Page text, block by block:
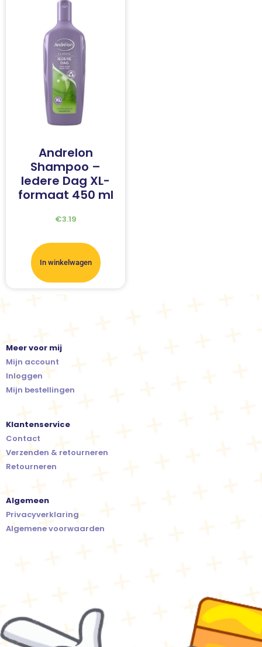
Andrelon
Shampoo –
Iedere Dag XL-
formaat 450 ml
€3.19
In winkelwagen
Meer voor mij
Mijn account
Inloggen
Mijn bestellingen
Klantenservice
Contact
Verzenden & retourneren
Retourneren
Algemeen
Privacyverklaring
Algemene voorwaarden